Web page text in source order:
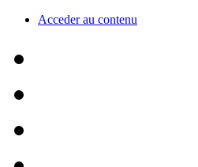
Acceder au contenu